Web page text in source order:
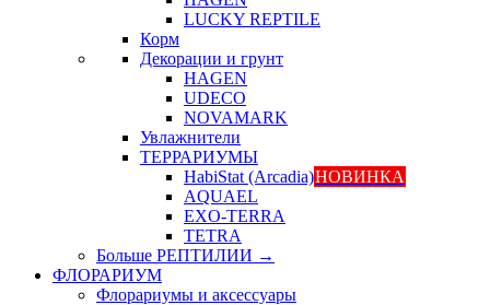
LUCKY REPTILE
Корм
Декорации и грунт
HAGEN
UDECO
NOVAMARK
Увлажнители
ТЕРРАРИУМЫ
HabiStat (Arcadia)НОВИНКА
AQUAEL
EXO-TERRA
TETRA
Больше РЕПТИЛИИ →
ФЛОРАРИУМ
Флорариумы и аксессуары